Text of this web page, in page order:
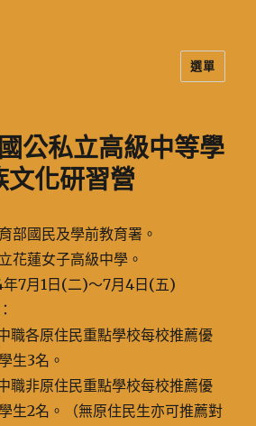
選單
公私立高級中等學
文化研習營
部國民及學前教育署。
花蓮女子高級中學。
年7月1日(二)〜7月4日(五)
職各原住民重點學校每校推薦優
生3名。
職非原住民重點學校每校推薦優
生2名。（無原住民生亦可推薦對